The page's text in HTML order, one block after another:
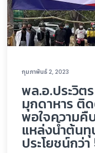
กุมภาพันธ์ 2, 2023
พล.อ.ประวิต
มุกดาหาร ติ
พอใจความ
แหล่งน้ำต้นทุ
ประโยชน์กว่